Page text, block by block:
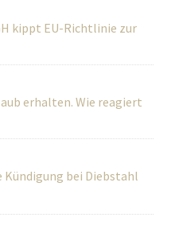
kippt EU-Richtlinie zur
erhalten. Wie reagiert
bei Diebstahl